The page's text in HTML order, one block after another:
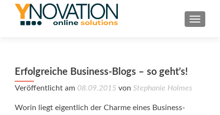
Erfolgreiche Business-Blogs – so geht’s!
Veröffentlicht am 08.09.2015 von Stephanie Holmes
Worin liegt eigentlich der Charme eines Business-